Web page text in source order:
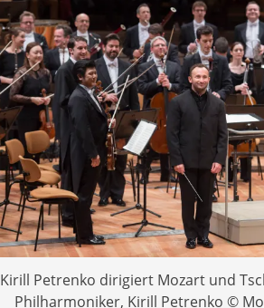
Kirill Petrenko dirigiert Mozart und
Philharmoniker, Kirill Petrenko ©